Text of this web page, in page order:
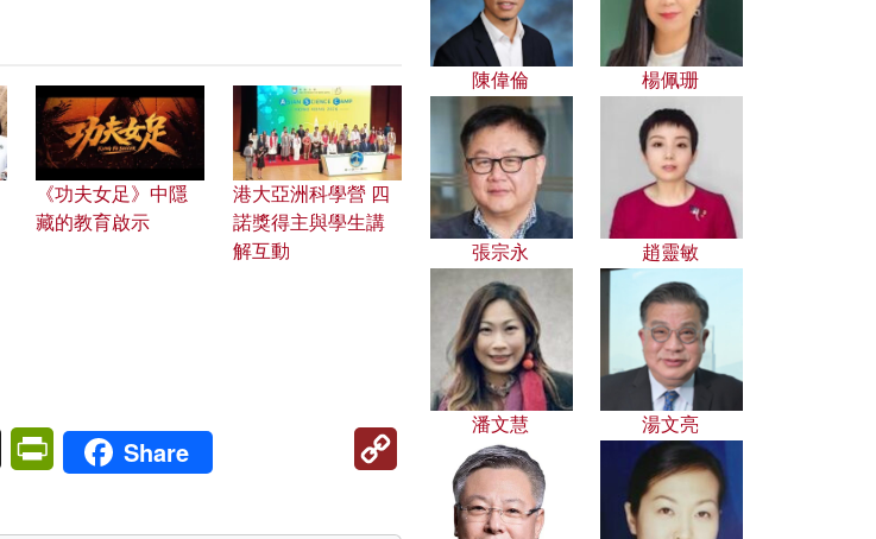
《功夫女足》中隱
藏的教育啟示
港大亞洲科學營 四
諾獎得主與學生講
解互動
X PrintFriendly
Share
陳偉倫 楊佩珊
張宗永 趙靈敏
潘文慧 湯文亮